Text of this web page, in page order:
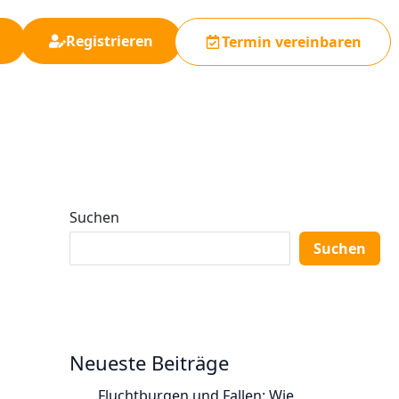
Registrieren Termin vereinbaren
Suchen
Suchen
Neueste Beiträge